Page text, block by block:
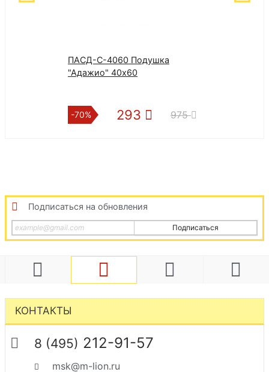
ПАСД-С-4060 Подушка
"Адажио" 40х60
-70% 293 975
Подписаться на обновления
Подписаться
КОНТАКТЫ
8 (495) 212-91-57
msk@m-lion.ru